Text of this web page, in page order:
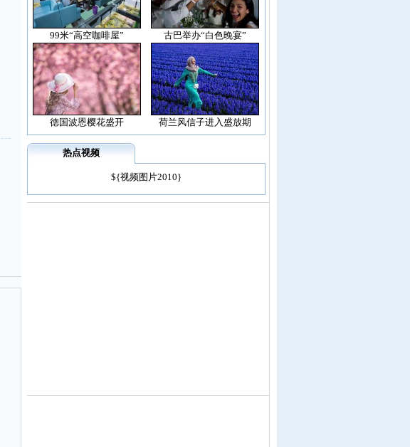
99米“高空咖啡屋” 古巴举办“白色晚宴”
德国波恩樱花盛开 荷兰风信子进入盛放期
热点视频
${视频图片2010}